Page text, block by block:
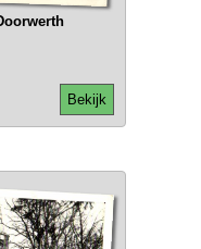
Bekijk